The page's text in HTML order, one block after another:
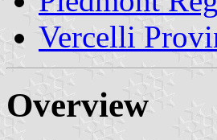
Vercelli
Overview